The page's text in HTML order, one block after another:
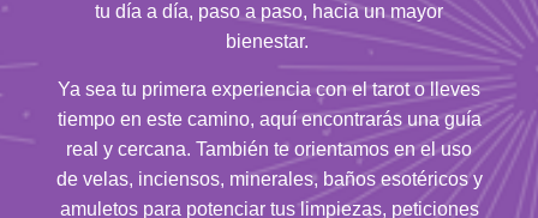
tu día a día, paso a paso, hacia un mayor
bienestar.
Ya sea tu primera experiencia con el tarot o lleves
tiempo en este camino, aquí encontrarás una guía
real y cercana. También te orientamos en el uso
de velas, inciensos, minerales, baños esotéricos y
amuletos para potenciar tus limpiezas, peticiones